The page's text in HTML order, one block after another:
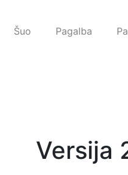
Šuo Pagalba
Versija